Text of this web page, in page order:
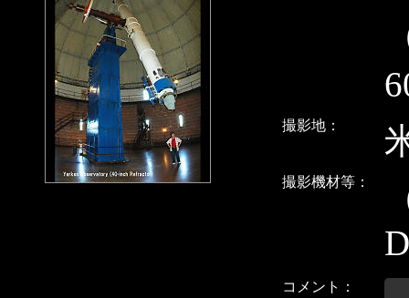
撮影地：
撮影機材等：
コメント：